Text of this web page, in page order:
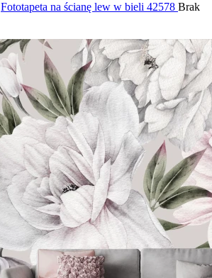
Fototapeta na ścianę lew w bieli 42578 Brak